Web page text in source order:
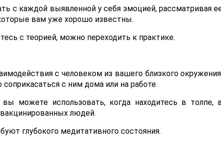
с каждой выявленной у себя эмоцией, рассматривая
вам уже хорошо известны.
с теорией, можно переходить к практике.
с человеком из вашего близкого
с ним дома или на работе.
можете использовать, когда находитесь в толпе,
людей.
глубокого медитативного состояния.